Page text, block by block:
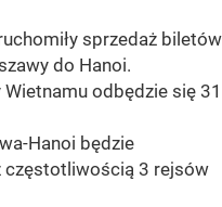
sprzedaż biletów
do Hanoi.
odbędzie się 31
Hanoi będzie
częstotliwością 3 rejsów